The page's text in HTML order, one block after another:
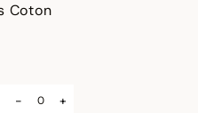
Coton
- +